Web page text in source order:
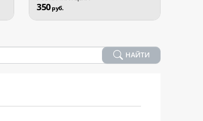
350руб.
НАЙТИ